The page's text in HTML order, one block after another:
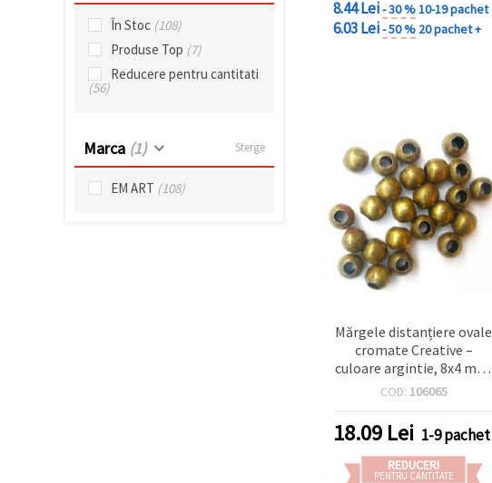
În Stoc (108)
Produse Top (7)
Reducere pentru cantitati
(56)
Marca (1) Sterge
EM ART (108)
8.44 Lei- 30 %10-19 pachet
6.03 Lei- 50 % 20 pachet +
Mărgele distanțiere ovale
cromate Creative –
culoare argintie, 8x4 mm,
pachet de 50, ideale
stratificate și bijuterii
handmade unice
COD: 106065
18.09 Lei 1-9 pachet
REDUCERI
PENTRU CANTITATE